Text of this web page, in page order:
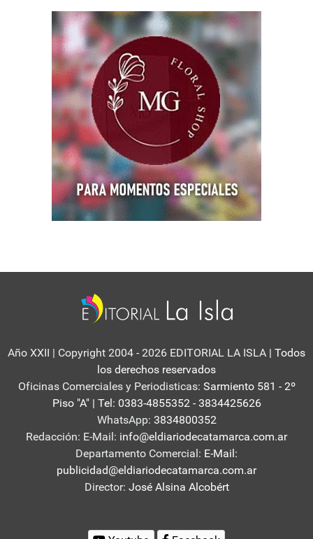
Año XXII | Copyright 2004 - 2026 EDITORIAL LA ISLA | Todos
los derechos reservados
Oficinas Comerciales y Periodisticas: Sarmiento 581 - 2º
Piso "A" | Tel: 0383-4855352 - 3834425626
WhatsApp: 3834800352
Redacción: E-Mail: info@eldiariodecatamarca.com.ar
Departamento Comercial: E-Mail:
publicidad@eldiariodecatamarca.com.ar
Director: José Alsina Alcobért